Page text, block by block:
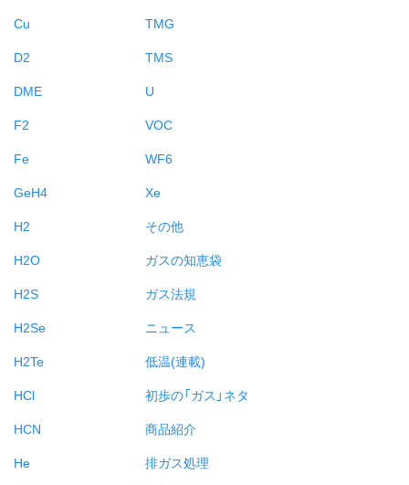
Cu
D2
DME
F2
Fe
GeH4
H2
H2O
H2S
H2Se
H2Te
HCl
HCN
He
TMG
TMS
U
VOC
WF6
Xe
その他
ガスの知恵袋
ガス法規
ニュース
低温(連載)
初歩の「ガス」ネタ
商品紹介
排ガス処理